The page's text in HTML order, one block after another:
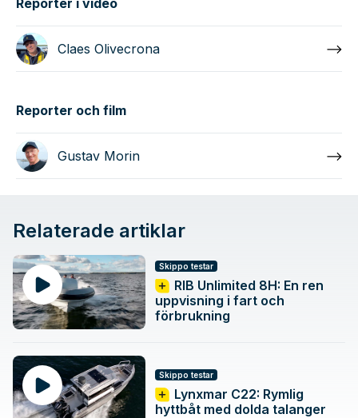
Reporter i video
Claes Olivecrona
Reporter och film
Gustav Morin
Relaterade artiklar
Skippo testar
RIB Unlimited 8H: En ren
uppvisning i fart och
förbrukning
Skippo testar
Lynxmar C22: Rymlig
hyttbåt med dolda talanger